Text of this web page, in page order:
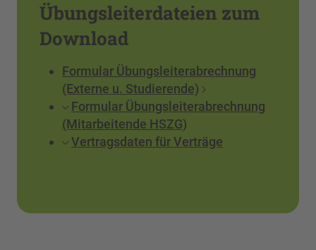
Übungsleiterdateien zum
Download
Formular Übungsleiterabrechnung
(Externe u. Studierende)
Formular Übungsleiterabrechnung
(Mitarbeitende HSZG)
Vertragsdaten für Verträge